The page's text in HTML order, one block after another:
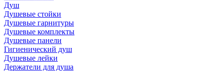
Душ
Душевые стойки
Душевые гарнитуры
Душевые комплекты
Душевые панели
Гигиенический душ
Душевые лейки
Держатели для душа